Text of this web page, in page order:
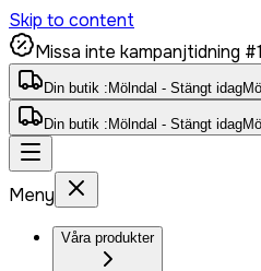
Skip to content
Missa inte kampanjtidning
Din butik : Mölndal - Stängt idag
Din butik : Mölndal - Stängt idag
Meny
Våra produkter